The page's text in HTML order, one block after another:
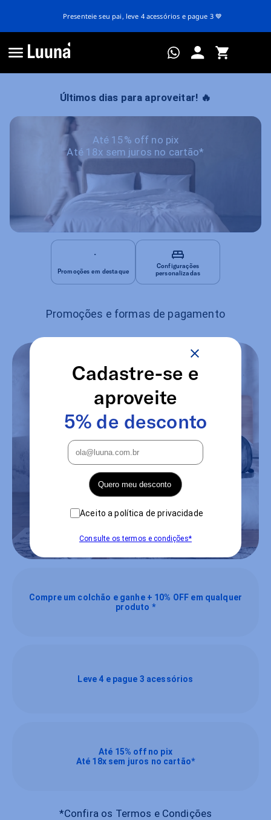
Presenteie seu pai, leve 4 acessórios e pague 3 💙
Últimos dias para aproveitar! 🔥
Até 15% off no pix
Até 18x sem juros no cartão*
Promoções em destaque
Configurações
personalizadas
Promoções e formas de pagamento
de R$ 4 mil, ganhe uma
sacola térmica exclusiva*
Conheça a loja mais próxima
Compre um colchão e ganhe + 10% OFF em qualquer
produto *
Leve 4 e pague 3 acessórios
Até 15% off no pix
Até 18x sem juros no cartão*
*Confira os Termos e Condições
Cadastre-se e
aproveite
5% de desconto
Quero meu desconto
Aceito a política de privacidade
Consulte os termos e condições*